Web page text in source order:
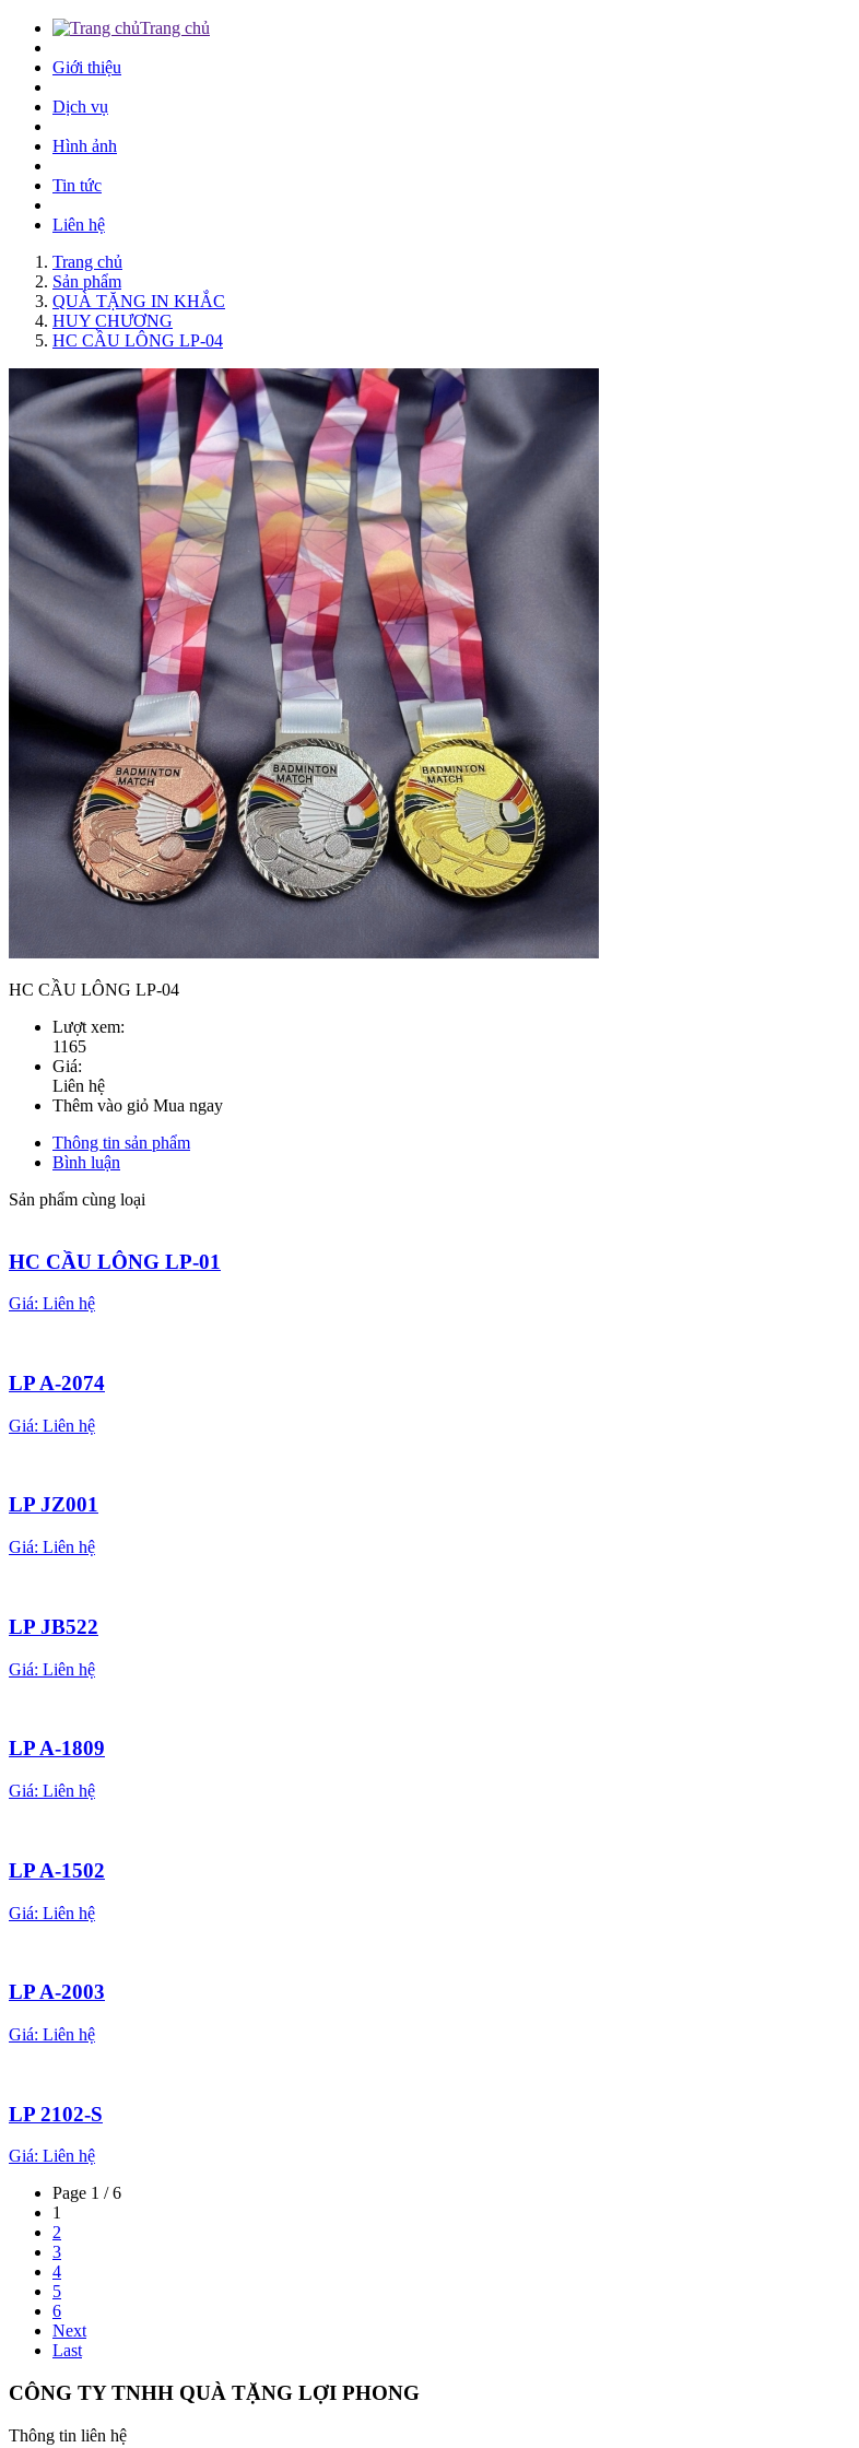
Trang chủ
Giới thiệu
Dịch vụ
Hình ảnh
Tin tức
Liên hệ
Trang chủ
Sản phẩm
QUÀ TẶNG IN KHẮC
HUY CHƯƠNG
HC CẦU LÔNG LP-04
HC CẦU LÔNG LP-04
Lượt xem:
1165
Giá:
Liên hệ
Thêm vào giỏ Mua ngay
Thông tin sản phẩm
Bình luận
Sản phẩm cùng loại
HC CẦU LÔNG LP-01
Giá: Liên hệ
LP A-2074
Giá: Liên hệ
LP JZ001
Giá: Liên hệ
LP JB522
Giá: Liên hệ
LP A-1809
Giá: Liên hệ
LP A-1502
Giá: Liên hệ
LP A-2003
Giá: Liên hệ
LP 2102-S
Giá: Liên hệ
Page 1 / 6
1
2
3
4
5
6
Next
Last
CÔNG TY TNHH QUÀ TẶNG LỢI PHONG
Thông tin liên hệ